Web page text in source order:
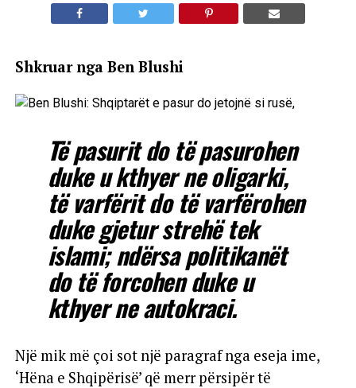
Shkruar nga Ben Blushi
Të pasurit do të pasurohen
duke u kthyer ne oligarki,
të varfërit do të varfërohen
duke gjetur strehë tek
islami; ndërsa politikanët
do të forcohen duke u
kthyer ne autokraci.
Një mik më çoi sot një paragraf nga eseja ime,
‘Hëna e Shqipërisë’ që merr përsipër të